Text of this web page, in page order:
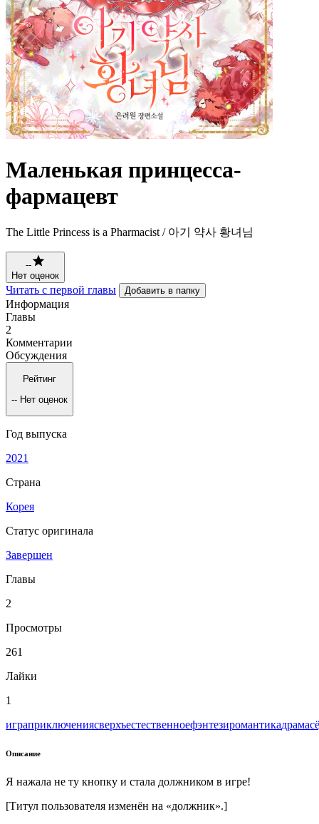
Маленькая принцесса-
фармацевт
The Little Princess is a Pharmacist / 아기 약사 황녀님
--
Нет оценок
Читать с первой главы Добавить в папку
Информация
Главы
2
Комментарии
Обсуждения
Рейтинг
-- Нет оценок
Год выпуска
2021
Страна
Корея
Статус оригинала
Завершен
Главы
2
Просмотры
261
Лайки
1
играприключениясверхъестественноефэнтезиромантикадрама
Описание
Я нажала не ту кнопку и стала должником в игре!
[Титул пользователя изменён на «должник».]